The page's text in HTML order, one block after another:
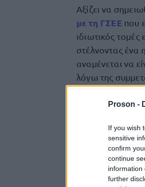
Proson -
If you wish
sensitive
confirm
continue
information
further
Αξίζει να
με τη ΓΣΕΕ που
ιδιωτικός τομές
στέλνοντας ένα
αναμένεται να
λόγω της
Εξάλλου στη
και
Την ημέρα της